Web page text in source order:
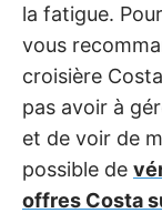
la fatigue.
vous
croisière
pas avoir à
et de voir de
possible de
offres Costa